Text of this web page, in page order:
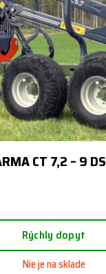
CT 7,2 – 9 DS
Rýchly dopyt
Nie je na sklade